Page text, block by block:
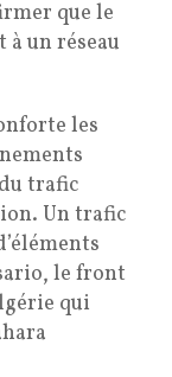
que le
un réseau
les
trafic
Un trafic
le front
qui